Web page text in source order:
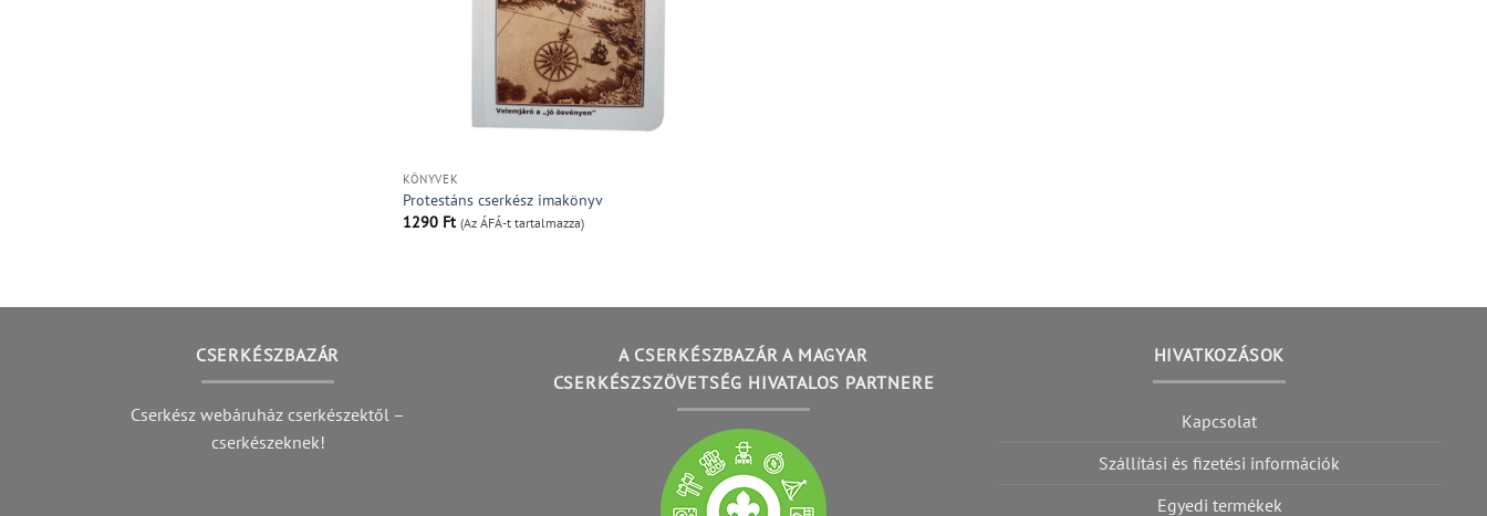
KÖNYVEK
Protestáns cserkész imakönyv
1290 Ft (Az ÁFÁ-t tartalmazza)
CSERKÉSZBAZÁR
Cserkész webáruház cserkészektől –
cserkészeknek!
A CSERKÉSZBAZÁR A MAGYAR
CSERKÉSZSZÖVETSÉG HIVATALOS PARTNERE
HIVATKOZÁSOK
Kapcsolat
Szállítási és fizetési információk
Egyedi termékek